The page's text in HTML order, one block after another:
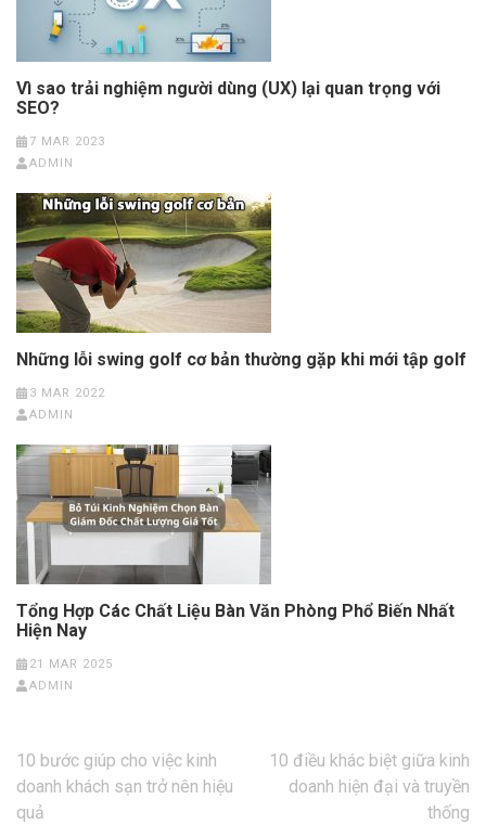
Vì sao trải nghiệm người dùng (UX) lại quan trọng với
SEO?
7 MAR 2023
ADMIN
Những lỗi swing golf cơ bản thường gặp khi mới tập golf
3 MAR 2022
ADMIN
Tổng Hợp Các Chất Liệu Bàn Văn Phòng Phổ Biến Nhất
Hiện Nay
21 MAR 2025
ADMIN
Post
navigation
10 bước giúp cho việc kinh
doanh khách sạn trở nên hiệu
quả
10 điều khác biệt giữa kinh
doanh hiện đại và truyền
thống